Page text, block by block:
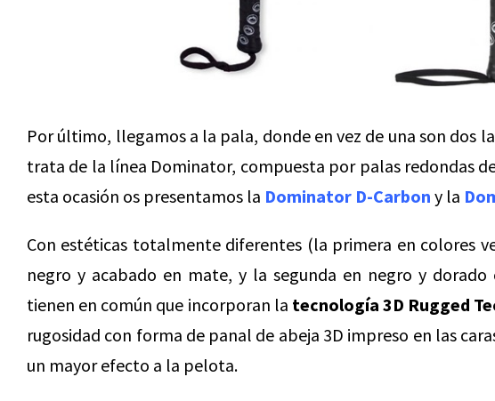
Por último, llegamos a la pala, donde en vez de una son dos
trata de la línea Dominator, compuesta por palas redondas
esta ocasión os presentamos la Dominator D-Carbon y la
Con estéticas totalmente diferentes (la primera en colores
negro y acabado en mate, y la segunda en negro y
tienen en común que incorporan la tecnología 3D Rugged
rugosidad con forma de panal de abeja 3D impreso en las
un mayor efecto a la pelota.